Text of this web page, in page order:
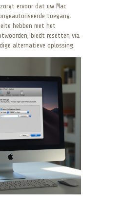
ervoor dat uw Mac
toegang.
hebben met het
biedt resetten via
alternatieve oplossing.